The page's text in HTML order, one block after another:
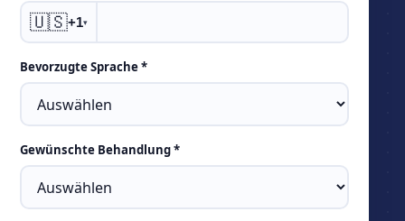
🇺🇸+1▾
Bevorzugte Sprache *
Gewünschte Behandlung *